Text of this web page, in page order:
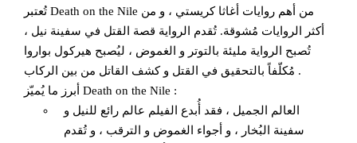
تُعتبر Death on the Nile من أهم روايات أغاثا كريستي ، و من
أكثر الروايات مُشوقة. تُقدم الرواية قصة القتل في سفينة نيل ،
تُصبح الرواية مليئة بالتوتر و الغموض ، ليُصبح هيركول بواروا
مُكلّفاً بالتحقيق في القتل و كشف القاتل من بين الركاب .
أبرز ما يُميّز Death on the Nile :
العالم الجميل ، فقد أُبدع الفيلم عالم رائع للنيل و
سفينة البُخار ، و أجواء الغموض و الترقب ، و تُقدم